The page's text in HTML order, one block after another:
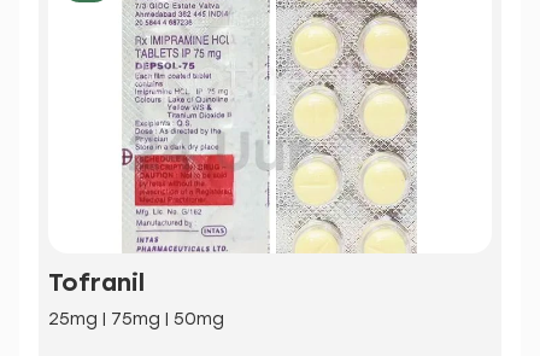
Tofranil
25mg | 75mg | 50mg